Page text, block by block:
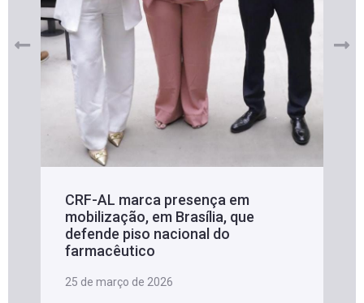
CRF-AL marca presença em
mobilização, em Brasília, que
defende piso nacional do
farmacêutico
25 de março de 2026